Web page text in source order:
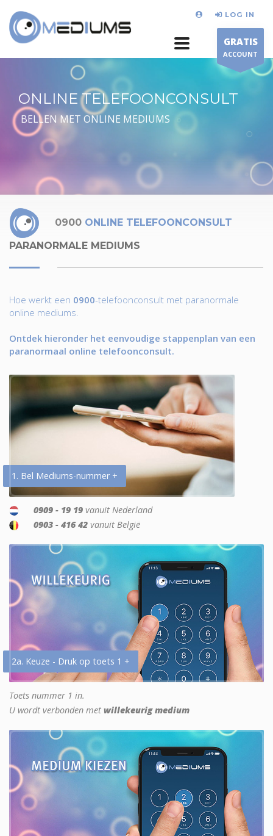
LOG IN
GRATIS
ACCOUNT
ONLINE TELEFOONCONSULT
BELLEN MET ONLINE MEDIUMS
0900 ONLINE TELEFOONCONSULT
PARANORMALE MEDIUMS
Hoe werkt een 0900-telefoonconsult met paranormale
online mediums.
Ontdek hieronder het eenvoudige stappenplan van een
paranormaal online telefoonconsult.
1. Bel Mediums-nummer +
0909 - 19 19 vanuit Nederland
0903 - 416 42 vanuit België
2a. Keuze - Druk op toets 1 +
Toets nummer 1 in.
U wordt verbonden met willekeurig medium